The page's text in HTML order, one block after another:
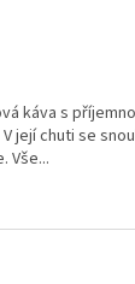
káva s
její chuti se
Vše...